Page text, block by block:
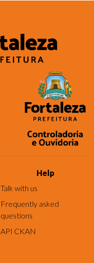
Help
Talk with us
Frequently asked
questions
API CKAN